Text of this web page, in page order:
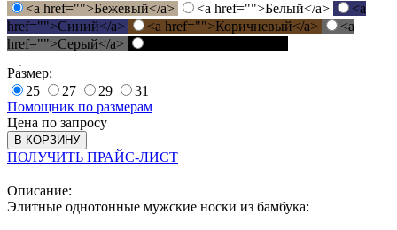
<a href="">Бежевый</a>
<a href="">Белый</a>
<a
href="">Синий</a>
<a href="">Коричневый</a>
<a
href="">Серый</a>
Размер:
25
27 29
31
Помощник по размерам
Цена по запросу
В КОРЗИНУ
ПОЛУЧИТЬ ПРАЙС-ЛИСТ
Описание:
Элитные однотонные мужские носки из бамбука: